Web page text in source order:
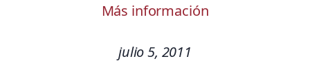
Más información
julio 5, 2011